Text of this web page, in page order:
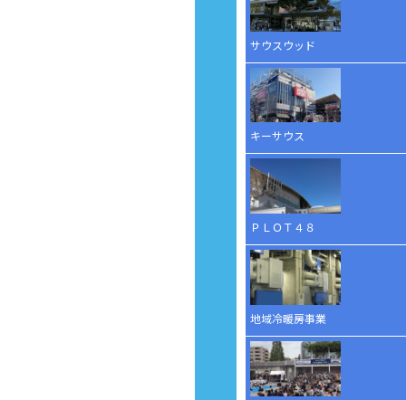
サウスウッド
キーサウス
ＰＬＯＴ４８
地域冷暖房事業